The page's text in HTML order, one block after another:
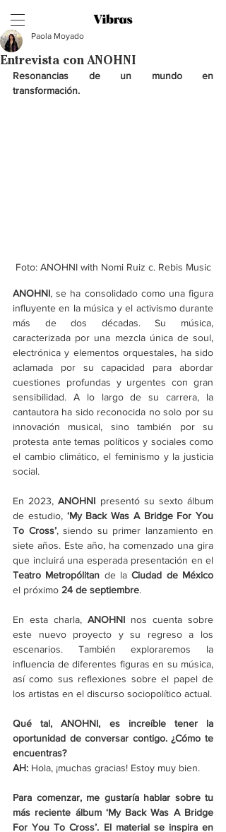
Entrevista con ANOHNI
Paola Moyado
Resonancias de un mundo en
transformación.
Foto: ANOHNI with Nomi Ruiz c. Rebis Music
ANOHNI, se ha consolidado como una figura
influyente en la música y el activismo durante
más de dos décadas. Su música,
caracterizada por una mezcla única de soul,
electrónica y elementos orquestales, ha sido
aclamada por su capacidad para abordar
cuestiones profundas y urgentes con gran
sensibilidad. A lo largo de su carrera, la
cantautora ha sido reconocida no solo por su
innovación musical, sino también por su
protesta ante temas políticos y sociales como
el cambio climático, el feminismo y la justicia
social.
En 2023, ANOHNI presentó su sexto álbum
de estudio, ‘My Back Was A Bridge For You
To Cross’, siendo su primer lanzamiento en
siete años. Este año, ha comenzado una gira
Teatro Metropólitan de la Ciudad de México
el próximo 24 de septiembre.
En esta charla, ANOHNI nos cuenta sobre
este nuevo proyecto y su regreso a los
escenarios. También exploraremos la
influencia de diferentes figuras en su música,
así como sus reflexiones sobre el papel de
Qué tal, ANOHNI, es increíble tener la
oportunidad de conversar contigo. ¿Cómo te
encuentras?
AH: Hola, ¡muchas gracias! Estoy muy bien.
Para comenzar, me gustaría hablar sobre tu
más reciente álbum ‘My Back Was A Bridge
For You To Cross’. El material se inspira en